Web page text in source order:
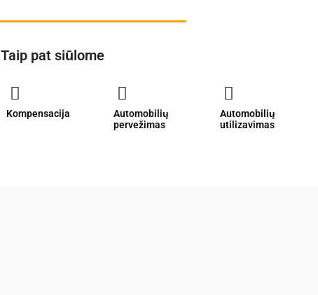
Taip pat siūlome
Kompensacija
Automobilių
pervežimas
Automobilių
utilizavimas